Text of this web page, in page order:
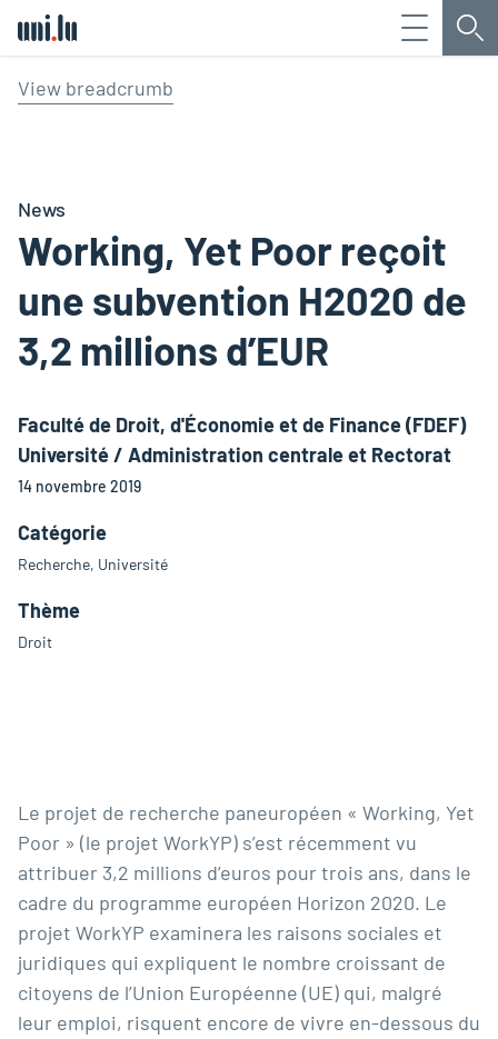
Menu
View breadcrumb
News
Working, Yet Poor reçoit
une subvention H2020 de
3,2 millions d’EUR
Faculté de Droit, d'Économie et de Finance (FDEF)
Université / Administration centrale et Rectorat
14 novembre 2019
Catégorie
Recherche, Université
Thème
Droit
Le projet de recherche paneuropéen « Working, Yet
Poor » (le projet WorkYP) s’est récemment vu
attribuer 3,2 millions d’euros pour trois ans, dans le
cadre du programme européen Horizon 2020. Le
projet WorkYP examinera les raisons sociales et
juridiques qui expliquent le nombre croissant de
citoyens de l’Union Européenne (UE) qui, malgré
leur emploi, risquent encore de vivre en-dessous du